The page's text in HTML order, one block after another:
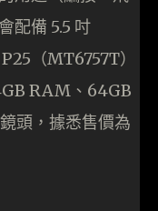
配備 5.5 吋
（MT6757T）
RAM、64GB
頭，據悉售價為